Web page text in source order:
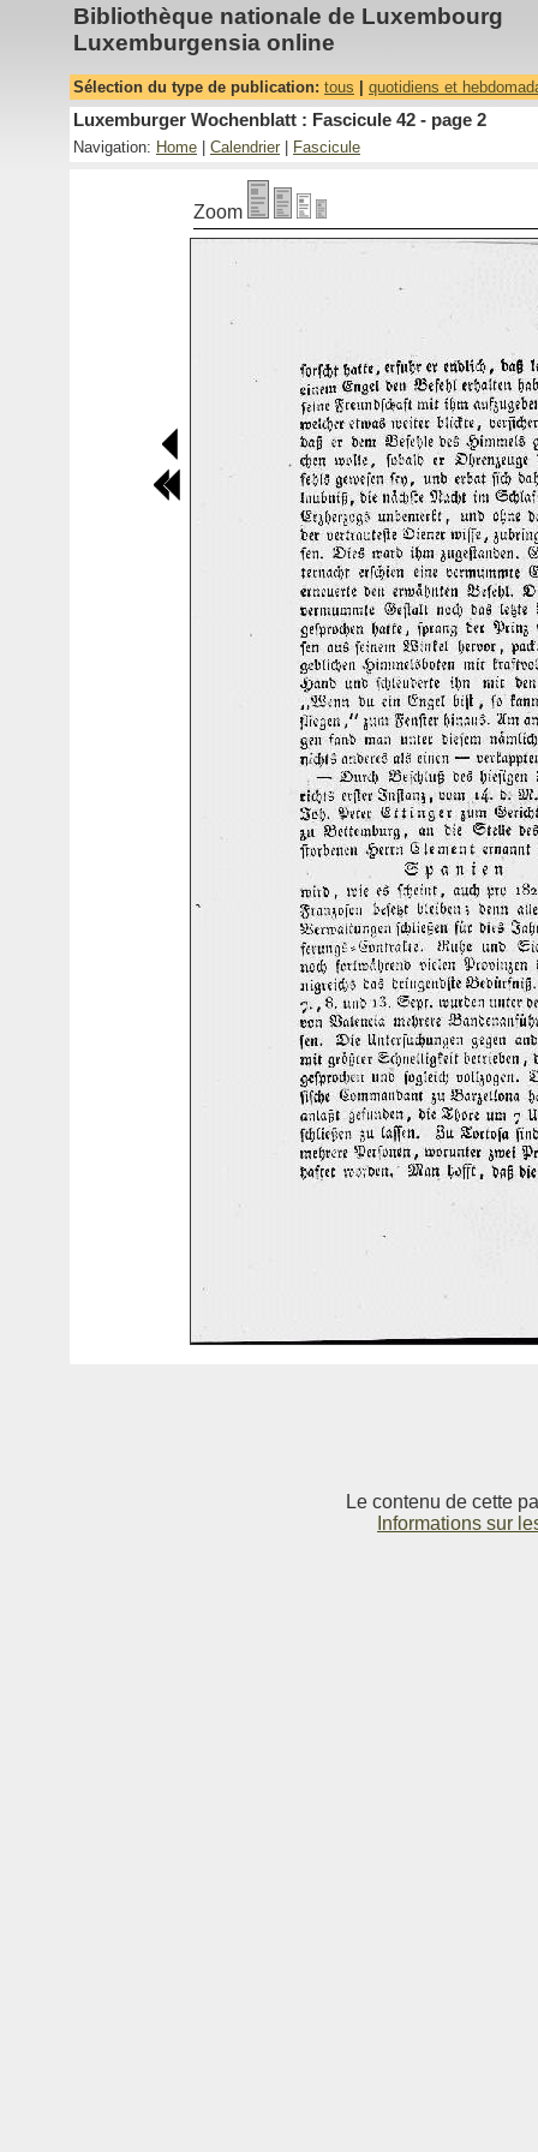
Bibliothèque nationale de Luxembourg
Luxemburgensia online
Sélection du type de publication: tous quotidiens et
Luxemburger Wochenblatt : Fascicule 42 - page 2
Navigation: Home Calendrier Fascicule
Zoom
Le contenu de cette
Informations sur